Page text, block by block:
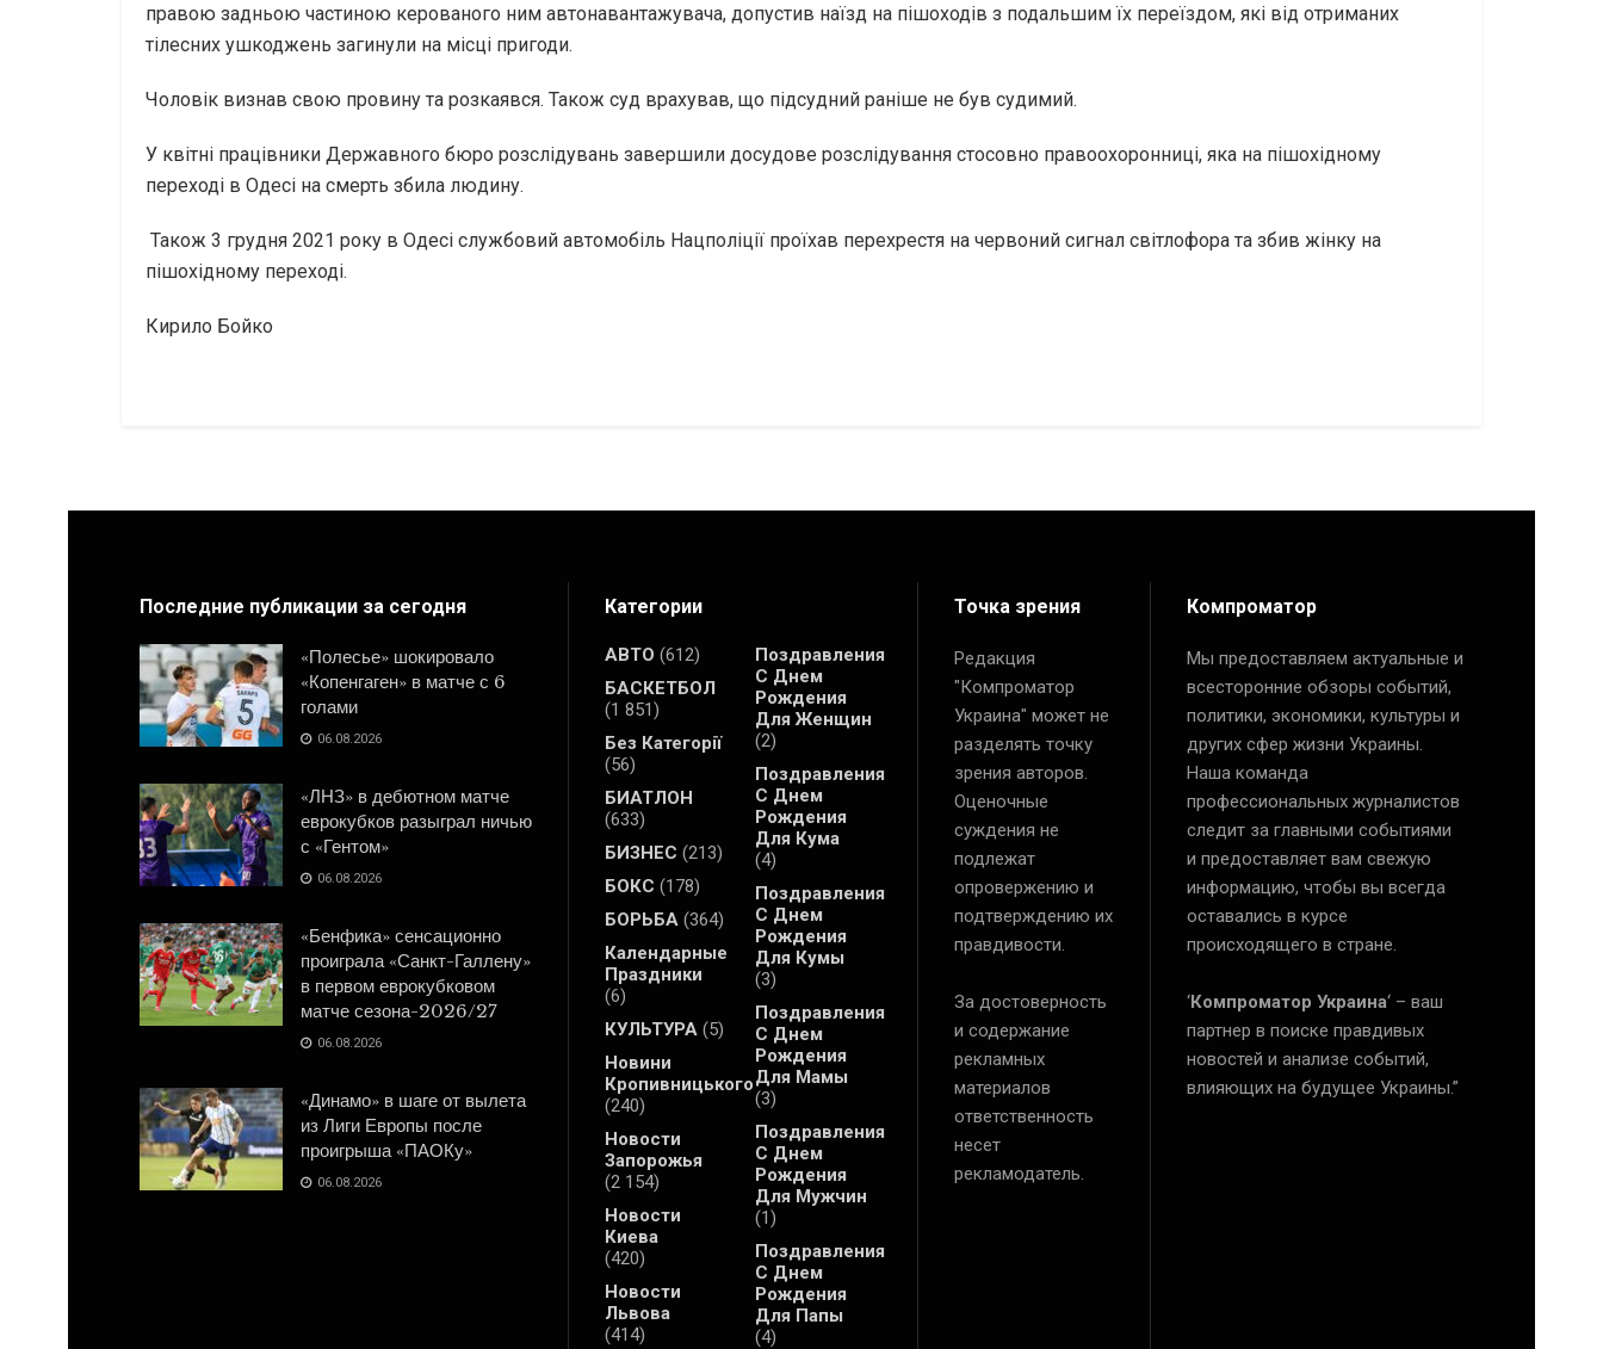
правою задньою частиною керованого ним автонавантажувача, допустив наїзд на пішоходів з подальшим їх переїздом, які від отриманих
тілесних ушкоджень загинули на місці пригоди.
Чоловік визнав свою провину та розкаявся. Також суд врахував, що підсудний раніше не був судимий.
У квітні працівники Державного бюро розслідувань завершили досудове розслідування стосовно правоохоронниці, яка на пішохідному
переході в Одесі на смерть збила людину.
Також 3 грудня 2021 року в Одесі службовий автомобіль Нацполіції проїхав перехрестя на червоний сигнал світлофора та збив жінку на
пішохідному переході.
Кирило Бойко
Последние публикации за сегодня
«Полесье» шокировало
«Копенгаген» в матче с 6
голами
06.08.2026
«ЛНЗ» в дебютном матче
еврокубков разыграл ничью
с «Гентом»
06.08.2026
«Бенфика» сенсационно
проиграла «Санкт-Галлену»
в первом еврокубковом
матче сезона-2026/27
06.08.2026
«Динамо» в шаге от вылета
из Лиги Европы после
проигрыша «ПАОКу»
06.08.2026
Категории
АВТО (612)
БАСКЕТБОЛ
(1 851)
Без Категорії
(56)
БИАТЛОН
(633)
БИЗНЕС (213)
БОКС (178)
БОРЬБА (364)
Календарные
Праздники
(6)
КУЛЬТУРА (5)
Новини
Кропивницького
(240)
Новости
Запорожья
(2 154)
Новости
Киева
(420)
Новости
Львова
(414)
Поздравления
С Днем
Рождения
Для Женщин
(2)
Поздравления
С Днем
Рождения
Для Кума
(4)
Поздравления
С Днем
Рождения
Для Кумы
(3)
Поздравления
С Днем
Рождения
Для Мамы
(3)
Поздравления
С Днем
Рождения
Для Мужчин
(1)
Поздравления
С Днем
Рождения
Для Папы
(4)
Точка зрения
Редакция
"Компроматор
Украина" может не
разделять точку
зрения авторов.
Оценочные
суждения не
подлежат
опровержению и
подтверждению их
правдивости.
За достоверность
и содержание
рекламных
материалов
ответственность
несет
рекламодатель.
Компроматор
Мы предоставляем актуальные и
всесторонние обзоры событий,
политики, экономики, культуры и
других сфер жизни Украины.
Наша команда
профессиональных журналистов
следит за главными событиями
и предоставляет вам свежую
информацию, чтобы вы всегда
оставались в курсе
происходящего в стране.
‘Компроматор Украина‘ – ваш
партнер в поиске правдивых
новостей и анализе событий,
влияющих на будущее Украины.”